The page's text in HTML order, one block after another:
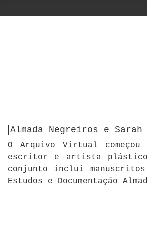
Almada Negreiros e Sarah
O Arquivo Virtual
escritor e artista plástico,
conjunto inclui
Estudos e Documentação